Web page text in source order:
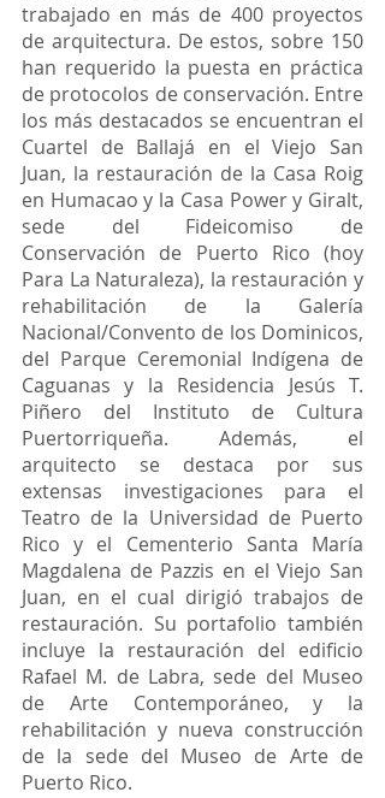
trabajado en más de 400 proyectos
de arquitectura. De estos, sobre 150
han requerido la puesta en práctica
de protocolos de conservación. Entre
los más destacados se encuentran el
Cuartel de Ballajá en el Viejo San
Juan, la restauración de la Casa Roig
en Humacao y la Casa Power y Giralt,
sede del Fideicomiso de
Conservación de Puerto Rico (hoy
Para La Naturaleza), la restauración y
rehabilitación de la Galería
Nacional/Convento de los Dominicos,
del Parque Ceremonial Indígena de
Caguanas y la Residencia Jesús T.
Piñero del Instituto de Cultura
Puertorriqueña. Además, el
arquitecto se destaca por sus
extensas investigaciones para el
Teatro de la Universidad de Puerto
Rico y el Cementerio Santa María
Magdalena de Pazzis en el Viejo San
Juan, en el cual dirigió trabajos de
restauración. Su portafolio también
incluye la restauración del edificio
Rafael M. de Labra, sede del Museo
de Arte Contemporáneo, y la
rehabilitación y nueva construcción
de la sede del Museo de Arte de
Puerto Rico.